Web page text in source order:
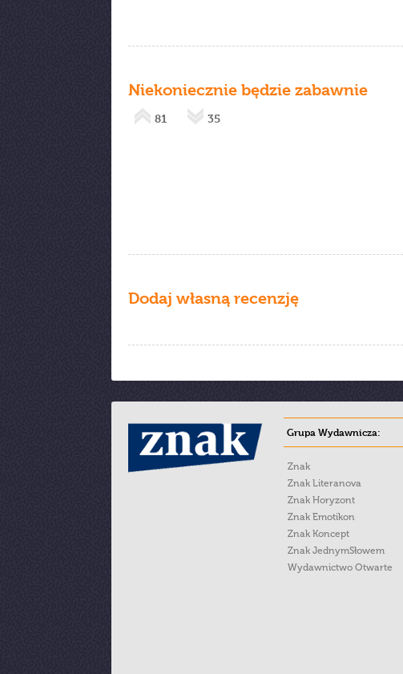
Niekoniecznie będzie zabawnie
81 35
Dodaj własną recenzję
Grupa Wydawnicza:
Znak
Znak Literanova
Znak Horyzont
Znak Emotikon
Znak Koncept
Znak JednymSłowem
Wydawnictwo Otwarte